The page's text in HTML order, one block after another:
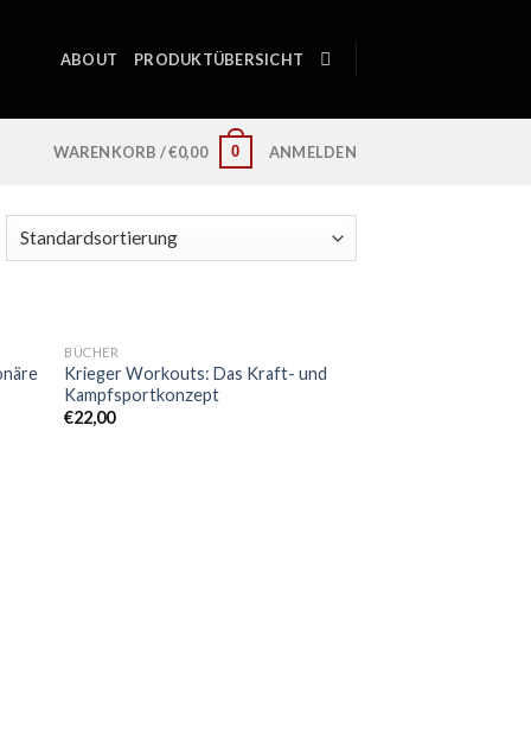
ABOUT PRODUKTÜBERSICHT
WARENKORB /€0,00 0 ANMELDEN
BÜCHER
Krieger Workouts: Das Kraft- und
Kampfsportkonzept
€22,00